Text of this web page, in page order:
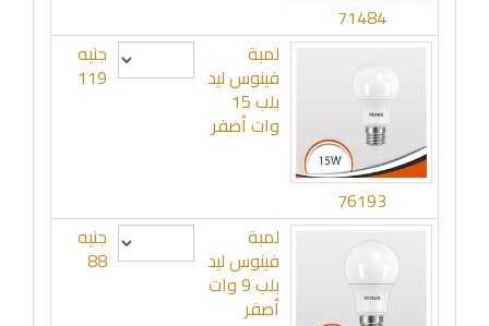
71484
76193
لمبة
فينوس ليد
بلب 15
وات أصفر
جنيه
119
لمبة
فينوس ليد
بلب 9 وات
أصفر
جنيه
88